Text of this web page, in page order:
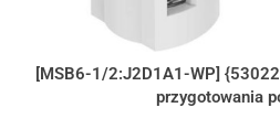
[MSB6-1/2:J2D1A1-WP]
przygotowania